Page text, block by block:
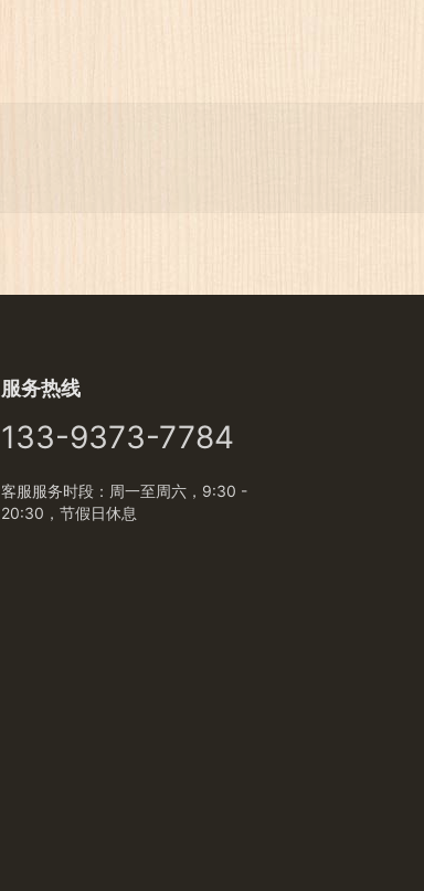
服务热线
133-9373-7784
客服服务时段：周一至周六，9:30 -
20:30，节假日休息